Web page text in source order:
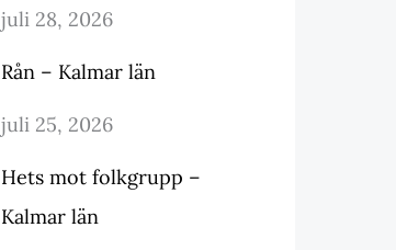
juli 28, 2026
Rån – Kalmar län
juli 25, 2026
Hets mot folkgrupp –
Kalmar län